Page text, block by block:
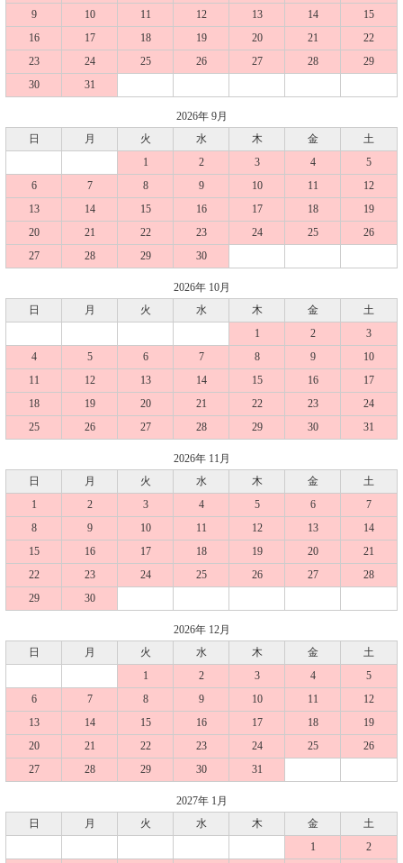
9
10 11 12 13 14
15
16
17 18 19 20 21
22
23
24 25 26 27 28
29
30
31
2026年 9月
日
月 火 水 木 金
土
1
2 3 4
5
6
7 8 9 10 11
12
13
14 15 16 17 18
19
20
21 22 23 24 25
26
27
28 29 30
2026年 10月
日
月 火 水 木 金
土
1
2
3
4
5 6 7 8 9
10
11
12 13 14 15 16
17
18
19 20 21 22 23
24
25
26 27 28 29 30 31
2026年 11月
日
月 火 水 木 金
土
1
2 3 4 5 6
7
8
9 10 11 12 13
14
15
16 17 18 19 20
21
22
23 24 25 26 27
28
29
30
2026年 12月
日
月 火 水 木 金
土
1
2 3 4
5
6
7 8 9 10 11
12
13
14 15 16 17 18
19
20
21 22 23 24 25
26
27
28 29 30 31
2027年 1月
日
月 火 水 木 金
土
1
2